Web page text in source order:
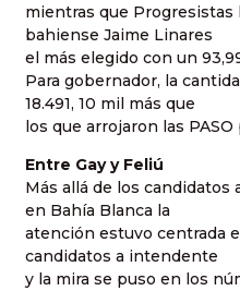
mientras que Progresistas
bahiense Jaime Linares
el más elegido con un
Para gobernador, la
18.491, 10 mil más que
los que arrojaron las
Entre Gay y Feliú
Más allá de los
en Bahía Blanca la
atención estuvo centrada
candidatos a intendente
y la mira se puso en los